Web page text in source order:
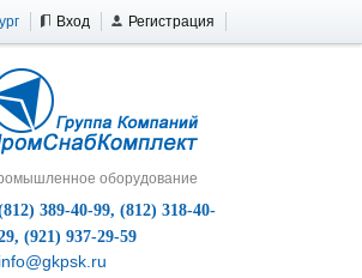
Вход Регистрация
оборудование
389-40-99, (812) 318-40-
(921) 937-29-59
info@gkpsk.ru